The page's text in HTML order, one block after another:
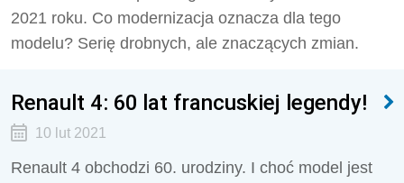
2021 roku. Co modernizacja oznacza dla tego
modelu? Serię drobnych, ale znaczących zmian.
Renault 4: 60 lat francuskiej legendy!
10 lut 2021
Renault 4 obchodzi 60. urodziny. I choć model jest